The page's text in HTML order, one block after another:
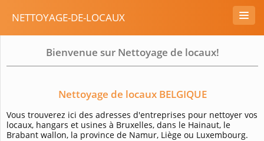
NETTOYAGE-DE-LOCAUX
Bienvenue sur Nettoyage de locaux!
Nettoyage de locaux BELGIQUE
Vous trouverez ici des adresses d'entreprises pour nettoyer vos
locaux, hangars et usines à Bruxelles, dans le Hainaut, le
Brabant wallon, la province de Namur, Liège ou Luxembourg.